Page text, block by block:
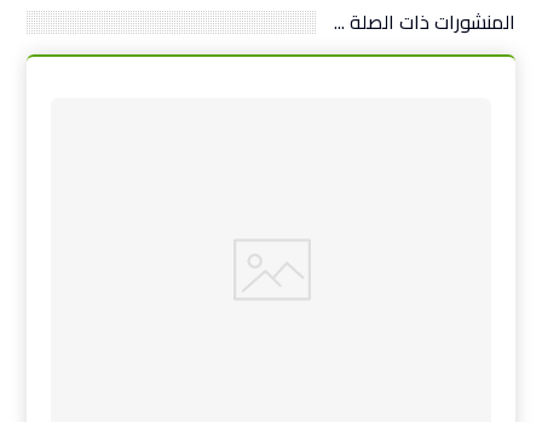
المنشورات ذات الصلة ...